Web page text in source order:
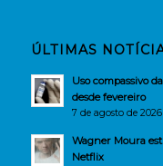
ÚLTIMAS
Uso compassivo
desde fevereiro
7 de agosto de 2026
Wagner Moura
Netflix